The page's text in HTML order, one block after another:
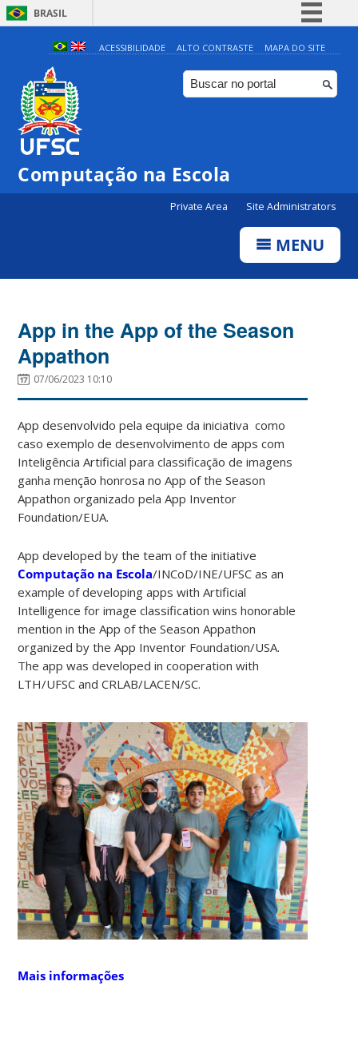
BRASIL
Simplifique!
Comunica BR
Participe
ACESSIBILIDADE ALTO CONTRASTE MAPA DO SITE
Computação na Escola
Private Area Site Administrators
MENU
App in the App of the Season
Appathon
07/06/2023 10:10
App desenvolvido pela equipe da iniciativa como
caso exemplo de desenvolvimento de apps com
Inteligência Artificial para classificação de imagens
ganha menção honrosa no App of the Season
Appathon organizado pela App Inventor
Foundation/EUA.
App developed by the team of the initiative
Computação na Escola/INCoD/INE/UFSC as an
example of developing apps with Artificial
Intelligence for image classification wins honorable
mention in the App of the Season Appathon
organized by the App Inventor Foundation/USA.
The app was developed in cooperation with
LTH/UFSC and CRLAB/LACEN/SC.
Mais informações